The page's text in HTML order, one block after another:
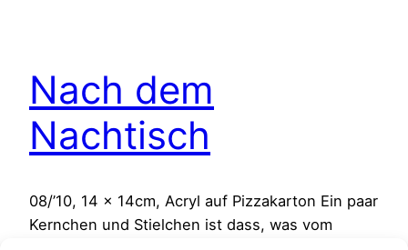
Nach dem
Nachtisch
08/’10, 14 x 14cm, Acryl auf Pizzakarton Ein paar
Kernchen und Stielchen ist dass, was vom